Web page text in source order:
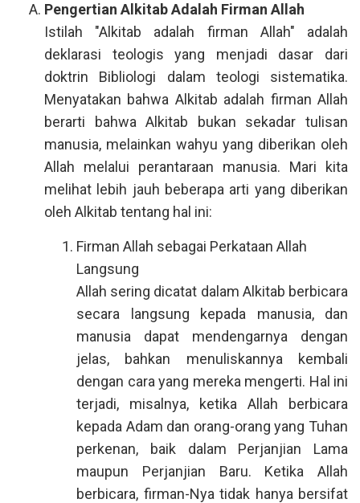
Pengertian Alkitab Adalah Firman Allah
Istilah "Alkitab adalah firman Allah" adalah
deklarasi teologis yang menjadi dasar dari
doktrin Bibliologi dalam teologi sistematika.
Menyatakan bahwa Alkitab adalah firman Allah
berarti bahwa Alkitab bukan sekadar tulisan
manusia, melainkan wahyu yang diberikan oleh
Allah melalui perantaraan manusia. Mari kita
melihat lebih jauh beberapa arti yang diberikan
oleh Alkitab tentang hal ini:
Firman Allah sebagai Perkataan Allah
Langsung
Allah sering dicatat dalam Alkitab berbicara
secara langsung kepada manusia, dan
manusia dapat mendengarnya dengan
jelas, bahkan menuliskannya kembali
dengan cara yang mereka mengerti. Hal ini
terjadi, misalnya, ketika Allah berbicara
kepada Adam dan orang-orang yang Tuhan
perkenan, baik dalam Perjanjian Lama
maupun Perjanjian Baru. Ketika Allah
berbicara, firman-Nya tidak hanya bersifat